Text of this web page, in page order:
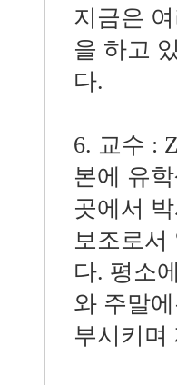
지금은
을 하고
다.
6. 교수 :
본에 유
곳에서
보조로서
다. 평소
와 주말
부시키며